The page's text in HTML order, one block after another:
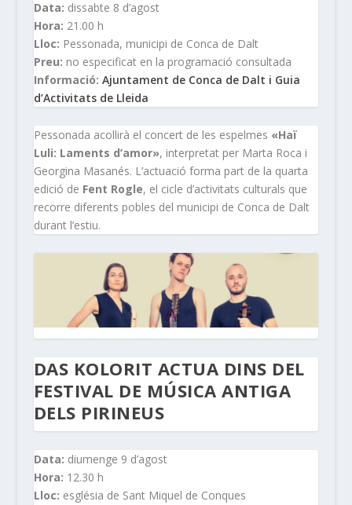
Data: dissabte 8 d’agost
Hora: 21.00 h
Lloc: Pessonada, municipi de Conca de Dalt
Preu: no especificat en la programació consultada
Informació: Ajuntament de Conca de Dalt i Guia
d’Activitats de Lleida
Pessonada acollirà el concert de les espelmes «Haï
Luli: Laments d’amor», interpretat per Marta Roca i
Georgina Masanés. L’actuació forma part de la quarta
edició de Fent Rogle, el cicle d’activitats culturals que
recorre diferents pobles del municipi de Conca de Dalt
durant l’estiu.
DAS KOLORIT ACTUA DINS DEL
FESTIVAL DE MÚSICA ANTIGA
DELS PIRINEUS
Data: diumenge 9 d’agost
Hora: 12.30 h
Lloc: església de Sant Miquel de Conques